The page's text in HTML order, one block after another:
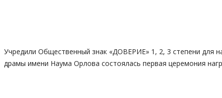
Учредили Общественный знак «ДОВЕРИЕ» 1, 2, 3 степени для
драмы имени Наума Орлова состоялась первая церемония